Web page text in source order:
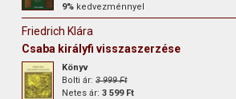
9% kedvezménnyel
Friedrich Klára
Csaba királyfi visszaszerzése
Könyv
Bolti ár:3 999 Ft
Netes ár:3 599 Ft